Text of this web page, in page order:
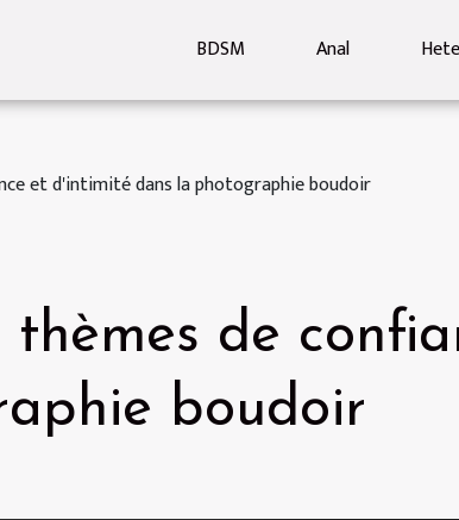
BDSM Anal
et d'intimité dans la photographie boudoir
thèmes de
boudoir